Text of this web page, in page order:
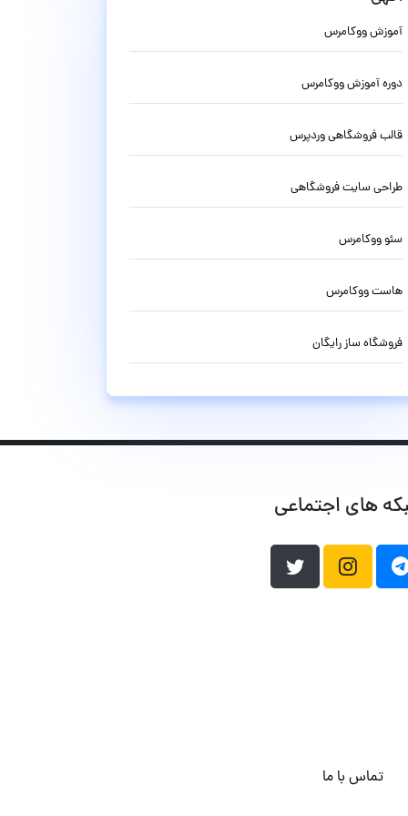
آموزش ووکامرس
دوره آموزش ووکامرس
قالب فروشگاهی وردپرس
طراحی سایت فروشگاهی
سئو ووکامرس
هاست ووکامرس
فروشگاه ساز رایگان
های اجتماعی
تماس با ما